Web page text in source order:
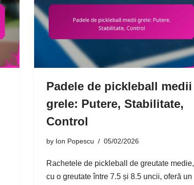
Padele de pickleball medii
grele: Putere, Stabilitate,
Control
by Ion Popescu 05/02/2026
Rachetele de pickleball de greutate medie,
cu o greutate între 7.5 și 8.5 uncii, oferă un